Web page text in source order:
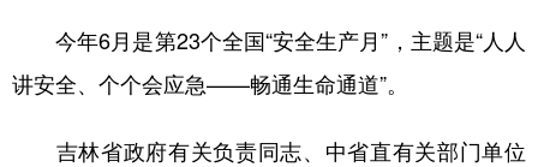
北京 天津 河北 山西
辽宁 吉林 上海
浙江 安徽 福建 江西
今年6月是第23个全国“安全生产月”，主题是“人人
讲安全、个个会应急——畅通生命通道”。
吉林省政府有关负责同志、中省直有关部门单位